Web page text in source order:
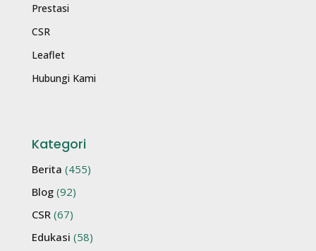
Prestasi
CSR
Leaflet
Hubungi Kami
Kategori
Berita (455)
Blog (92)
CSR (67)
Edukasi (58)